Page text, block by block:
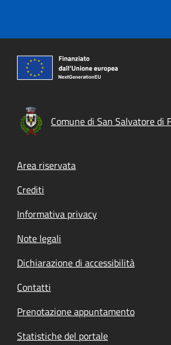
Comune di San Salvatore di
Footer menu
Area riservata
Crediti
Informativa privacy
Note legali
Dichiarazione di accessibilità
Contatti
Prenotazione appuntamento
Statistiche del portale